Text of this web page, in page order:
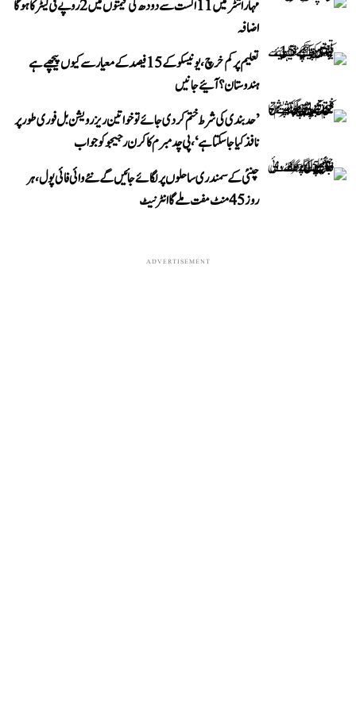
مہاراشٹر میں 11 اگست سے دودھ کی قیمتوں میں 2 روپے فی لیٹر کا ہوگا
اضافہ
تعلیم پر کم خرچ، یونیسکو کے 15 فیصد کے معیار سے کیوں پیچھے ہے
ہندوستان؟ آئیے جانیں
’حد بندی کی شرط ختم کر دی جائے تو خواتین ریزرویشن بل فوری طور پر
نافذ کیا جا سکتا ہے‘، پی چدمبرم کا کرن رجیجو کو جواب
چنئی کے سمندری ساحلوں پر لگائے جائیں گے نئے وائی فائی پول، ہر
روز 45 منٹ مفت ملے گا انٹرنیٹ
ADVERTISEMENT